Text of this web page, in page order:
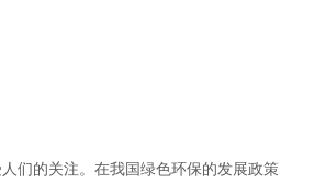
们的关注。在我国绿色环保的发展政策